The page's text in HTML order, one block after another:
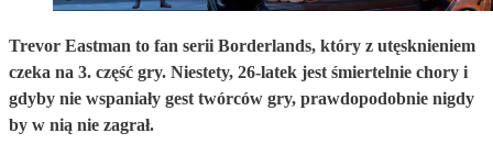
Trevor Eastman to fan serii Borderlands, który z utęsknieniem
czeka na 3. część gry. Niestety, 26-latek jest śmiertelnie chory i
gdyby nie wspaniały gest twórców gry, prawdopodobnie nigdy
by w nią nie zagrał.